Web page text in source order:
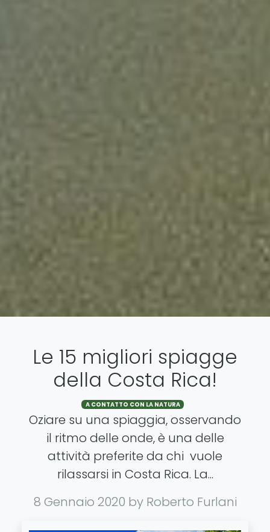
Le 15 migliori spiagge
della Costa Rica!
A CONTATTO CON LA NATURA
Oziare su una spiaggia, osservando
il ritmo delle onde, è una delle
attività preferite da chi vuole
rilassarsi in Costa Rica. La...
8 Gennaio 2020 by Roberto Furlani